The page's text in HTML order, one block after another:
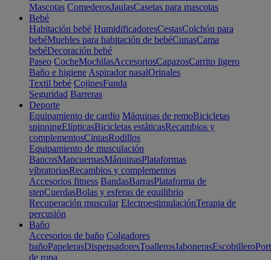
Mascotas ComederosJaulasCasetas para mascotas
Bebé
Habitación bebé HumidificadoresCestasColchón para
bebéMuebles para habitación de bebéCunasCama
bebéDecoración bebé
Paseo CocheMochilasAccesoriosCapazosCarrito ligero
Baño e higiene Aspirador nasalOrinales
Textil bebé CojinesFunda
Seguridad Barreras
Deporte
Equipamiento de cardio Máquinas de remoBicicletas
spinningElípticasBicicletas estáticasRecambios y
complementosCintasRodillos
Equipamiento de musculación
BancosMancuernasMáquinasPlataformas
vibratoriasRecambios y complementos
Accesorios fitness BandasBarrasPlataforma de
stepCuerdasBolas y esferas de equilibrio
Recuperación muscular ElectroestimulaciónTerapia de
percusión
Baño
Accesorios de baño Colgadores
bañoPapelerasDispensadoresToallerosJabonerasEscobillero
de ropa